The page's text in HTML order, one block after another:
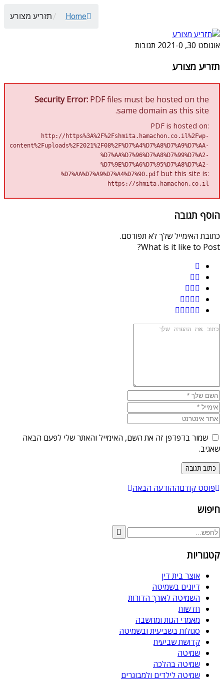
Home
/ תזריע מצורע
אוגוסט 30, 2021 -0 תגובות
תזריע מצורע
Security Error: PDF files must be hosted on the
same domain as this site.
PDF is hosted on:
http://https%3A%2F%2Fshmita.hamachon.co.il%2Fwp-
content%2Fuploads%2F2021%2F08%2F%D7%A4%D7%A8%D7%A9%D7%AA-
%D7%AA%D7%96%D7%A8%D7%99%D7%A2-
%D7%9E%D7%A6%D7%95%D7%A8%D7%A2-
%D7%AA%D7%A9%D7%A4%D7%90.pdf but this site is:
https://shmita.hamachon.co.il
הוסף תגובה
כתובת האימייל שלך לא תפורסם.
What is it like to Post?
שמור בדפדפן זה את השם, האימייל והאתר שלי לפעם הבאה
שאגיב.
פוסט קודםההודעה הבאה
חיפוש
קטגוריות
אוצר בית דין
דיונים בשמיטה
השמיטה לאורך הדורות
חדשות
מאמרי הגות ומחשבה
סגולות בשביעית ובשמיטה
קדושת שביעית
שמיטה
שמיטה בהלכה
שמיטה לילדים ולמבוגרים